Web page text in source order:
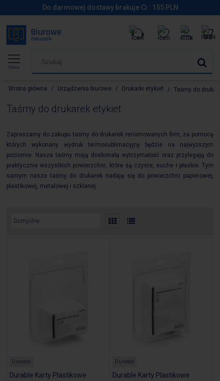
Do darmowej dostawy brakuje Ci : 155PLN
Menu
Strona główna / Urządzenia biurowe / Drukarki etykiet / Taśmy do
Taśmy do drukarek etykiet
Zapraszamy do zakupu taśmy do drukarek renomowanych firm, za pomocą
których wykonany wydruk termosublimacyjny będzie na najwyższym
poziomie. Nasze taśmy mają doskonałą wytrzymałość oraz przylegają do
praktycznie wszystkich powierzchni, które są czyste, suche i płaskie. Tym
samym nasze taśmy do drukarek nadają się do powierzchni papierowej,
plastikowej, metalowej i szklanej.
Durable
Durable Karty Plastikowe
Durable
Durable Karty Plastikowe